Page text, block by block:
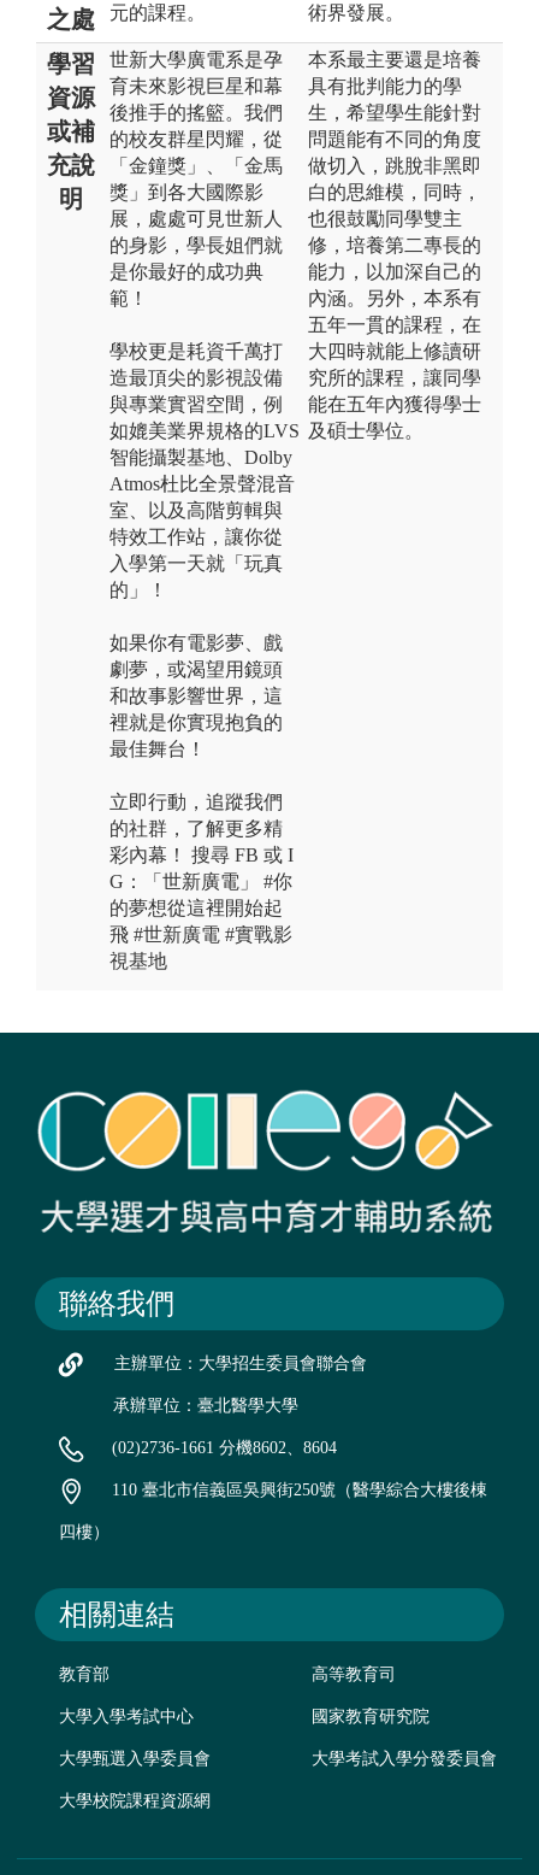
之處
元的課程。
術界發展。
學習
資源
或補
充說
明
世新大學廣電系是孕
育未來影視巨星和幕
後推手的搖籃。我們
的校友群星閃耀，從
「金鐘獎」、「金馬
獎」到各大國際影
展，處處可見世新人
的身影，學長姐們就
是你最好的成功典
範！
學校更是耗資千萬打
造最頂尖的影視設備
與專業實習空間，例
如媲美業界規格的LVS
智能攝製基地、Dolby
Atmos杜比全景聲混音
室、以及高階剪輯與
特效工作站，讓你從
入學第一天就「玩真
的」！
如果你有電影夢、戲
劇夢，或渴望用鏡頭
和故事影響世界，這
裡就是你實現抱負的
最佳舞台！
立即行動，追蹤我們
的社群，了解更多精
彩內幕！ 搜尋 FB 或 I
G：「世新廣電」 #你
的夢想從這裡開始起
飛 #世新廣電 #實戰影
視基地
本系最主要還是培養
具有批判能力的學
生，希望學生能針對
問題能有不同的角度
做切入，跳脫非黑即
白的思維模，同時，
也很鼓勵同學雙主
修，培養第二專長的
能力，以加深自己的
內涵。另外，本系有
五年一貫的課程，在
大四時就能上修讀研
究所的課程，讓同學
能在五年內獲得學士
及碩士學位。
聯絡我們
主辦單位：大學招生委員會聯合會
承辦單位：臺北醫學大學
(02)2736-1661 分機8602、8604
110 臺北市信義區吳興街250號（醫學綜合大樓後棟
四樓）
相關連結
教育部 高等教育司
大學入學考試中心 國家教育研究院
大學甄選入學委員會 大學考試入學分發委員會
大學校院課程資源網